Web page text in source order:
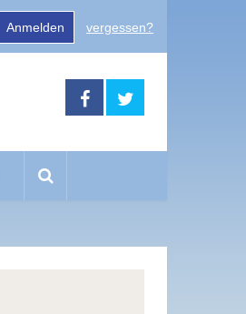
Anmelden vergessen?